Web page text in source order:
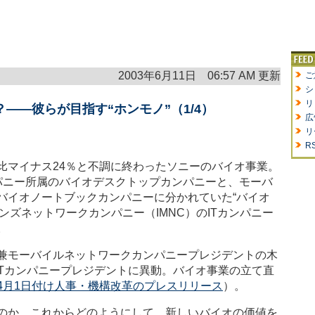
2003年6月11日 06:57 AM 更新
――彼らが目指す“ホンモノ”（1/4）
イナス24％と不調に終わったソニーのバイオ事業。
ー所属のバイオデスクトップカンパニーと、モーバ
オノートブックカンパニーに分かれていた“バイオ
ズネットワークカンパニー（IMNC）のITカンパニー
ーバイルネットワークカンパニープレジデントの木
ンパニープレジデントに異動。バイオ事業の立て直
1日付け人事・機構改革のプレスリリース ）。